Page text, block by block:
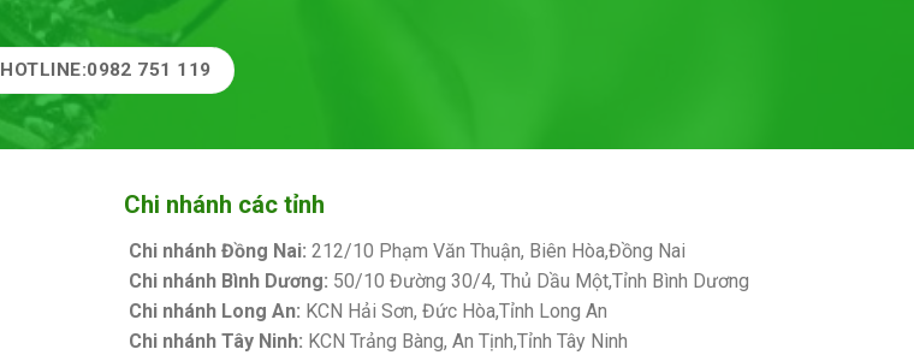
HOTLINE:0982 751 119
Chi nhánh các tỉnh
Chi nhánh Đồng Nai: 212/10 Phạm Văn Thuận, Biên Hòa,Đồng Nai
Chi nhánh Bình Dương: 50/10 Đường 30/4, Thủ Dầu Một,Tỉnh Bình Dương
Chi nhánh Long An: KCN Hải Sơn, Đức Hòa,Tỉnh Long An
Chi nhánh Tây Ninh: KCN Trảng Bàng, An Tịnh,Tỉnh Tây Ninh